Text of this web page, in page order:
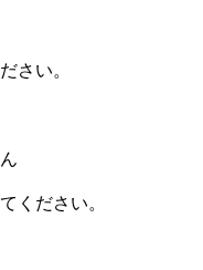
さい。
ください。